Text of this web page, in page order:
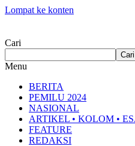
Lompat ke konten
Cari
Cari
Menu
BERITA
PEMILU 2024
NASIONAL
ARTIKEL • KOLOM •
FEATURE
REDAKSI